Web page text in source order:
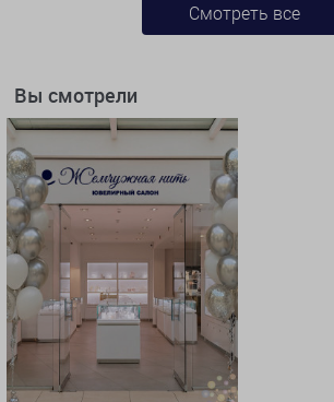
Смотреть все
Вы смотрели